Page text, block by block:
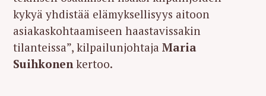
kykyä yhdistää elämyksellisyys aitoon
asiakaskohtaamiseen haastavissakin
tilanteissa”, kilpailunjohtaja Maria
Suihkonenkertoo.